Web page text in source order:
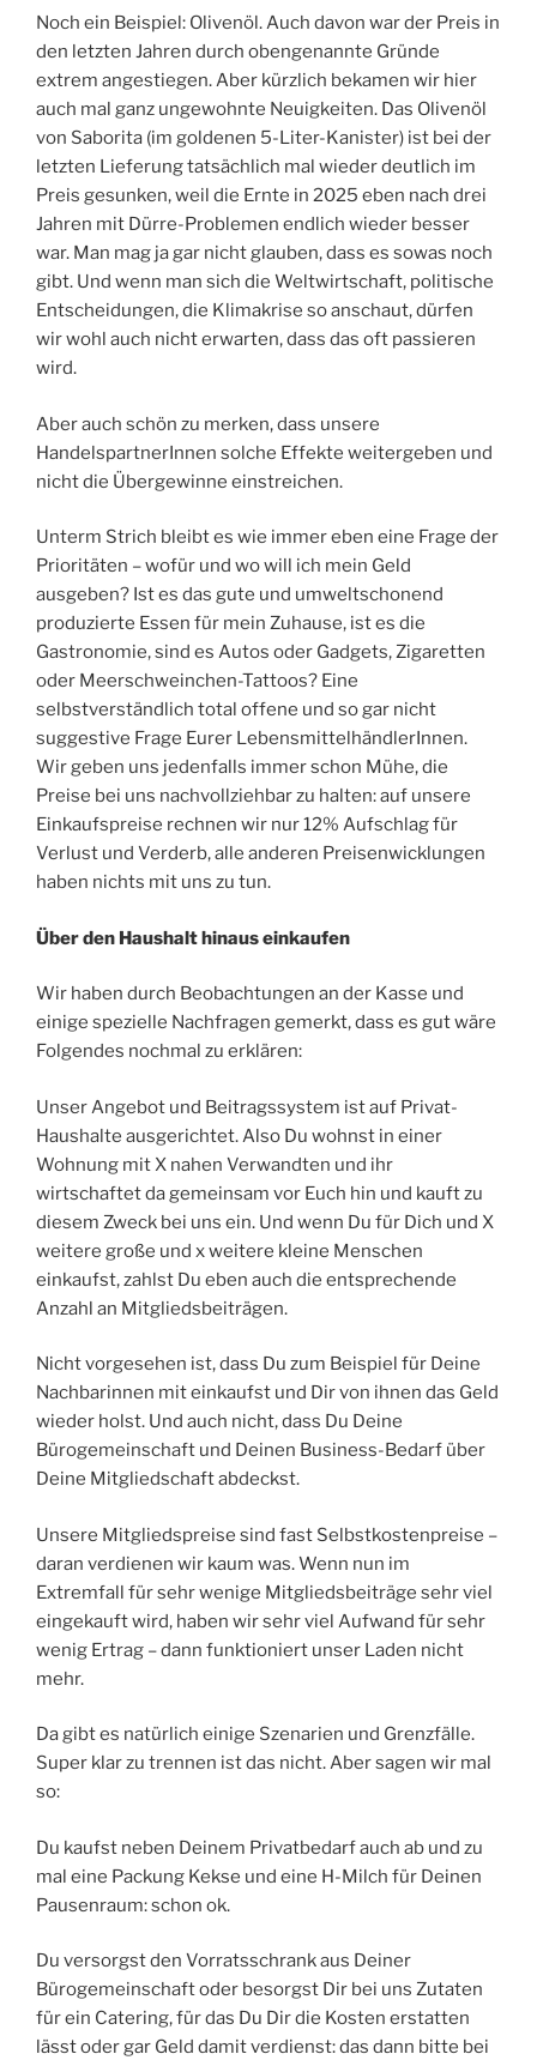
Noch ein Beispiel: Olivenöl. Auch davon war der Preis in
den letzten Jahren durch obengenannte Gründe
extrem angestiegen. Aber kürzlich bekamen wir hier
auch mal ganz ungewohnte Neuigkeiten. Das Olivenöl
von Saborita (im goldenen 5-Liter-Kanister) ist bei der
letzten Lieferung tatsächlich mal wieder deutlich im
Preis gesunken, weil die Ernte in 2025 eben nach drei
Jahren mit Dürre-Problemen endlich wieder besser
war. Man mag ja gar nicht glauben, dass es sowas noch
gibt. Und wenn man sich die Weltwirtschaft, politische
Entscheidungen, die Klimakrise so anschaut, dürfen
wir wohl auch nicht erwarten, dass das oft passieren
wird.
Aber auch schön zu merken, dass unsere
HandelspartnerInnen solche Effekte weitergeben und
nicht die Übergewinne einstreichen.
Unterm Strich bleibt es wie immer eben eine Frage der
Prioritäten – wofür und wo will ich mein Geld
ausgeben? Ist es das gute und umweltschonend
produzierte Essen für mein Zuhause, ist es die
Gastronomie, sind es Autos oder Gadgets, Zigaretten
oder Meerschweinchen-Tattoos? Eine
selbstverständlich total offene und so gar nicht
suggestive Frage Eurer LebensmittelhändlerInnen.
Wir geben uns jedenfalls immer schon Mühe, die
Preise bei uns nachvollziehbar zu halten: auf unsere
Einkaufspreise rechnen wir nur 12% Aufschlag für
Verlust und Verderb, alle anderen Preisenwicklungen
haben nichts mit uns zu tun.
Über den Haushalt hinaus einkaufen
Wir haben durch Beobachtungen an der Kasse und
einige spezielle Nachfragen gemerkt, dass es gut wäre
Folgendes nochmal zu erklären:
Unser Angebot und Beitragssystem ist auf Privat-
Haushalte ausgerichtet. Also Du wohnst in einer
Wohnung mit X nahen Verwandten und ihr
wirtschaftet da gemeinsam vor Euch hin und kauft zu
diesem Zweck bei uns ein. Und wenn Du für Dich und X
weitere große und x weitere kleine Menschen
einkaufst, zahlst Du eben auch die entsprechende
Anzahl an Mitgliedsbeiträgen.
Nicht vorgesehen ist, dass Du zum Beispiel für Deine
Nachbarinnen mit einkaufst und Dir von ihnen das Geld
wieder holst. Und auch nicht, dass Du Deine
Bürogemeinschaft und Deinen Business-Bedarf über
Deine Mitgliedschaft abdeckst.
Unsere Mitgliedspreise sind fast Selbstkostenpreise –
daran verdienen wir kaum was. Wenn nun im
Extremfall für sehr wenige Mitgliedsbeiträge sehr viel
eingekauft wird, haben wir sehr viel Aufwand für sehr
wenig Ertrag – dann funktioniert unser Laden nicht
mehr.
Da gibt es natürlich einige Szenarien und Grenzfälle.
Super klar zu trennen ist das nicht. Aber sagen wir mal
so:
Du kaufst neben Deinem Privatbedarf auch ab und zu
mal eine Packung Kekse und eine H-Milch für Deinen
Pausenraum: schon ok.
Du versorgst den Vorratsschrank aus Deiner
Bürogemeinschaft oder besorgst Dir bei uns Zutaten
für ein Catering, für das Du Dir die Kosten erstatten
lässt oder gar Geld damit verdienst: das dann bitte bei